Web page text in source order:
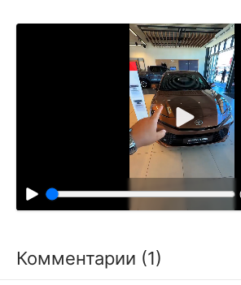
В
о
с
п
р
Комментарии (1)